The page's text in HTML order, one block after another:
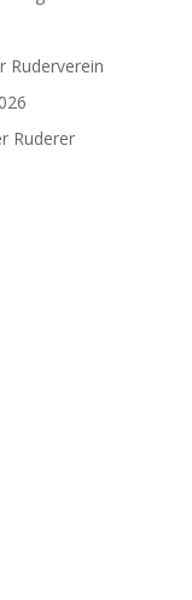
Ruderverein
Ruderer